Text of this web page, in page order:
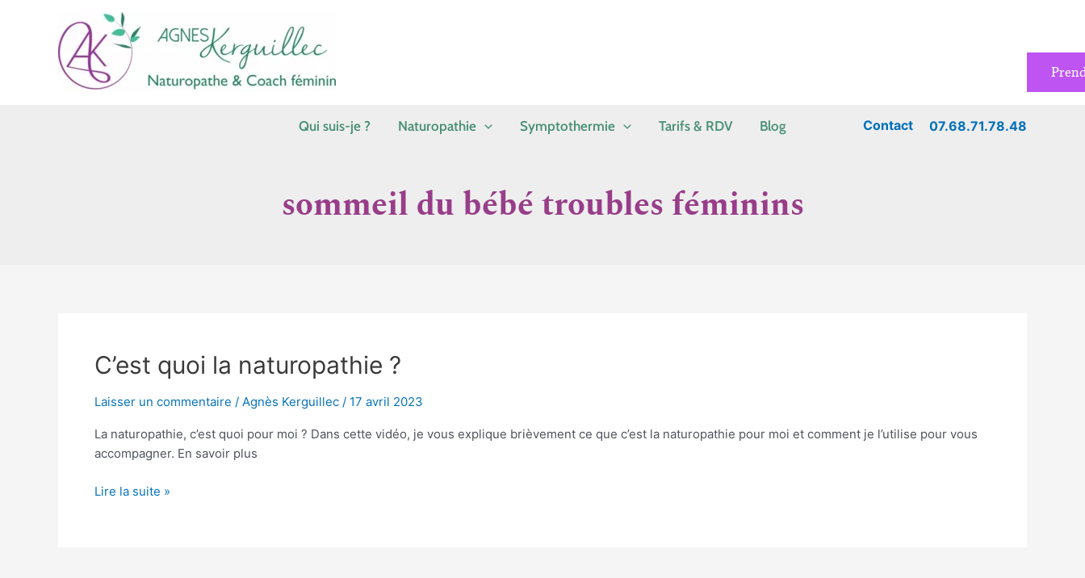
Qui suis-je ? Naturopathie Symptothermie Tarifs & RDV Blog Contact 07.68.71.78.48
sommeil du bébé troubles féminins
C’est quoi la naturopathie ?
Laisser un commentaire / Agnès Kerguillec / 17 avril 2023
La naturopathie, c’est quoi pour moi ? Dans cette vidéo, je vous explique brièvement ce que c’est la naturopathie pour moi et comment je l’utilise pour vous
accompagner. En savoir plus
C’est
quoi
la
?
Lire la suite »